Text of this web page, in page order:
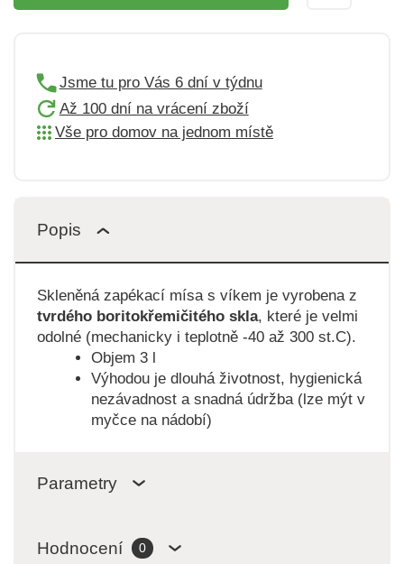
Jsme tu pro Vás 6 dní v týdnu
Až 100 dní na vrácení zboží
Vše pro domov na jednom místě
Popis
Skleněná zapékací mísa s víkem je vyrobena z
tvrdého boritokřemičitého skla, které je velmi
odolné (mechanicky i teplotně -40 až 300 st.C).
Objem 3 l
Výhodou je dlouhá životnost, hygienická
nezávadnost a snadná údržba (lze mýt v
myčce na nádobí)
Parametry
Hodnocení 0